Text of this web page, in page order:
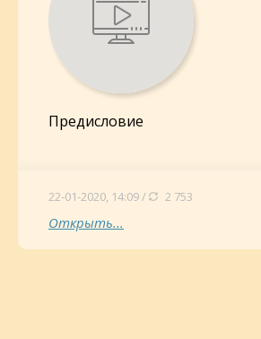
Предисловие
22-01-2020, 14:09 / 2 753
Открыть...